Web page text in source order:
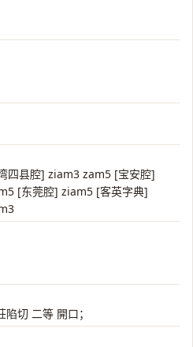
四县腔] ziam3 zam5 [宝安腔]
[东莞腔] ziam5 [客英字典]
切 二等 開口；